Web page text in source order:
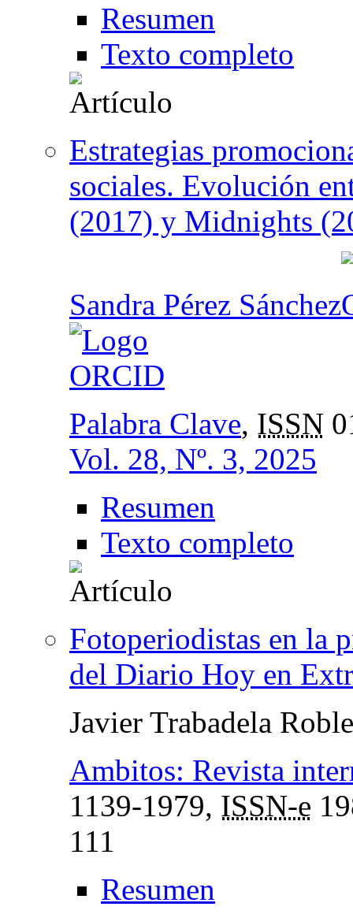
Resumen
Texto completo
Estrategias
sociales. Evolución
(2017) y Midnights
Sandra Pérez Sánchez
Palabra Clave, ISSN
Vol. 28, Nº. 3, 2025
Resumen
Texto completo
Fotoperiodistas en la
del Diario Hoy en
Javier Trabadela
Ambitos: Revista
1139-1979, ISSN-e
111
Resumen